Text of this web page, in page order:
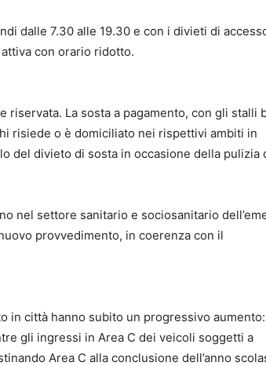
dalle 7.30 alle 19.30 e con i divieti di
con orario ridotto.
La sosta a pagamento, con gli stalli
risiede o è domiciliato nei rispettivi ambiti in
del divieto di sosta in occasione della pulizia
nel settore sanitario e sociosanitario
provvedimento, in coerenza con il
in città hanno subito un progressivo aumento:
gli ingressi in Area C dei veicoli soggetti a
Area C alla conclusione dell’anno